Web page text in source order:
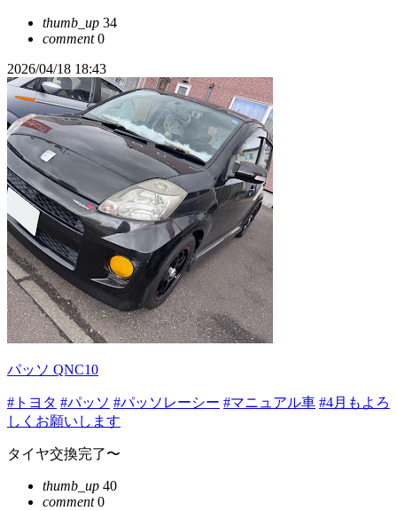
thumb_up 34
comment0
2026/04/18 18:43
パッソ QNC10
#トヨタ #パッソ #パッソレーシー #マニュアル車 #4月もよろ
しくお願いします
タイヤ交換完了〜
thumb_up 40
comment0